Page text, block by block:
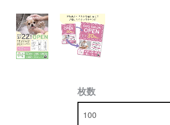
枚数